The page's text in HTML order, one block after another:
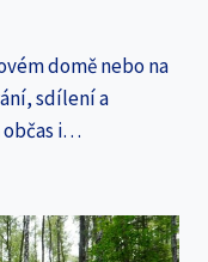
domě nebo na
sdílení a
občas i…